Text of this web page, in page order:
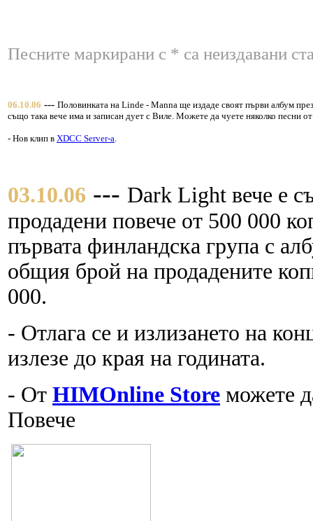
Песните маркирани с * са неиздавани
06.10.06 --- Половинката на Linde - Manna ще издаде своят първи албум
също така вече има и записан дует с Виле. Можете да чуете няколко песни
- Нов клип в XDCC Server-a
03.10.06 --- Dark Light вече е
продадени повече от 500 000
първата финландска група с
общия брой на продадените
000.
- Отлага се и излизането на
излезе до края на годината.
- От HIMOnline Store можете
Повече